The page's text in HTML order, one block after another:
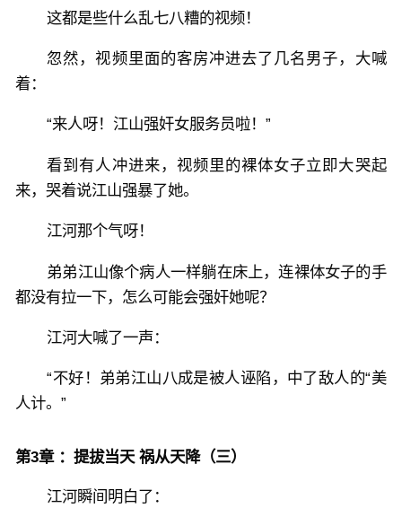
这都是些什么乱七八糟的视频！
忽然，视频里面的客房冲进去了几名男子，大喊
着：
“来人呀！江山强奸女服务员啦！”
看到有人冲进来，视频里的裸体女子立即大哭起
来，哭着说江山强暴了她。
江河那个气呀！
弟弟江山像个病人一样躺在床上，连裸体女子的手
都没有拉一下，怎么可能会强奸她呢？
江河大喊了一声：
“不好！弟弟江山八成是被人诬陷，中了敌人的“美
人计。”
第3章 ：提拔当天 祸从天降（三）
江河瞬间明白了：